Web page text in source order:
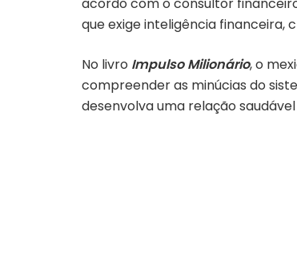
que exige inteligência financeira,
No livro Impulso Milionário, o
compreender as minúcias do
desenvolva uma relação